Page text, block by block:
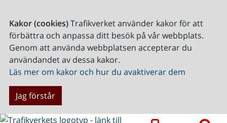
Kakor (cookies)Trafikverket använder kakor för att
förbättra och anpassa ditt besök på vår webbplats.
Genom att använda webbplatsen accepterar du
användandet av dessa kakor.
Läs mer om kakor och hur du avaktiverar dem
Jag förstår